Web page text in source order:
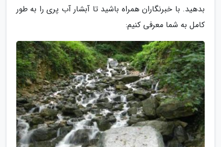
بدهید. با خبرنگاران همراه باشید تا آبشار آب پری را به طور
کامل به شما معرفی کنیم: